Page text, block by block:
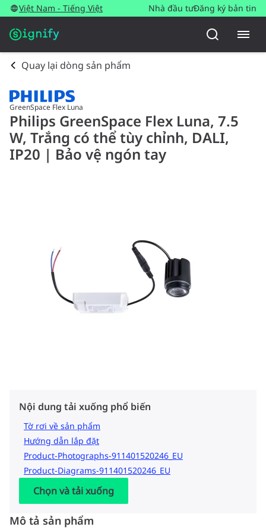
Việt Nam - Tiếng Việt Nhà đầu tưĐăng ký bản tin
Quay lại dòng sản phẩm
GreenSpace Flex Luna
Philips GreenSpace Flex Luna, 7.5
W, Trắng có thể tùy chỉnh, DALI,
IP20 | Bảo vệ ngón tay
Nội dung tải xuống phổ biến
Tờ rơi về sản phẩm
Hướng dẫn lắp đặt
Product-Photographs-911401520246_EU
Product-Diagrams-911401520246_EU
Chọn và tải xuống
Mô tả sản phẩm